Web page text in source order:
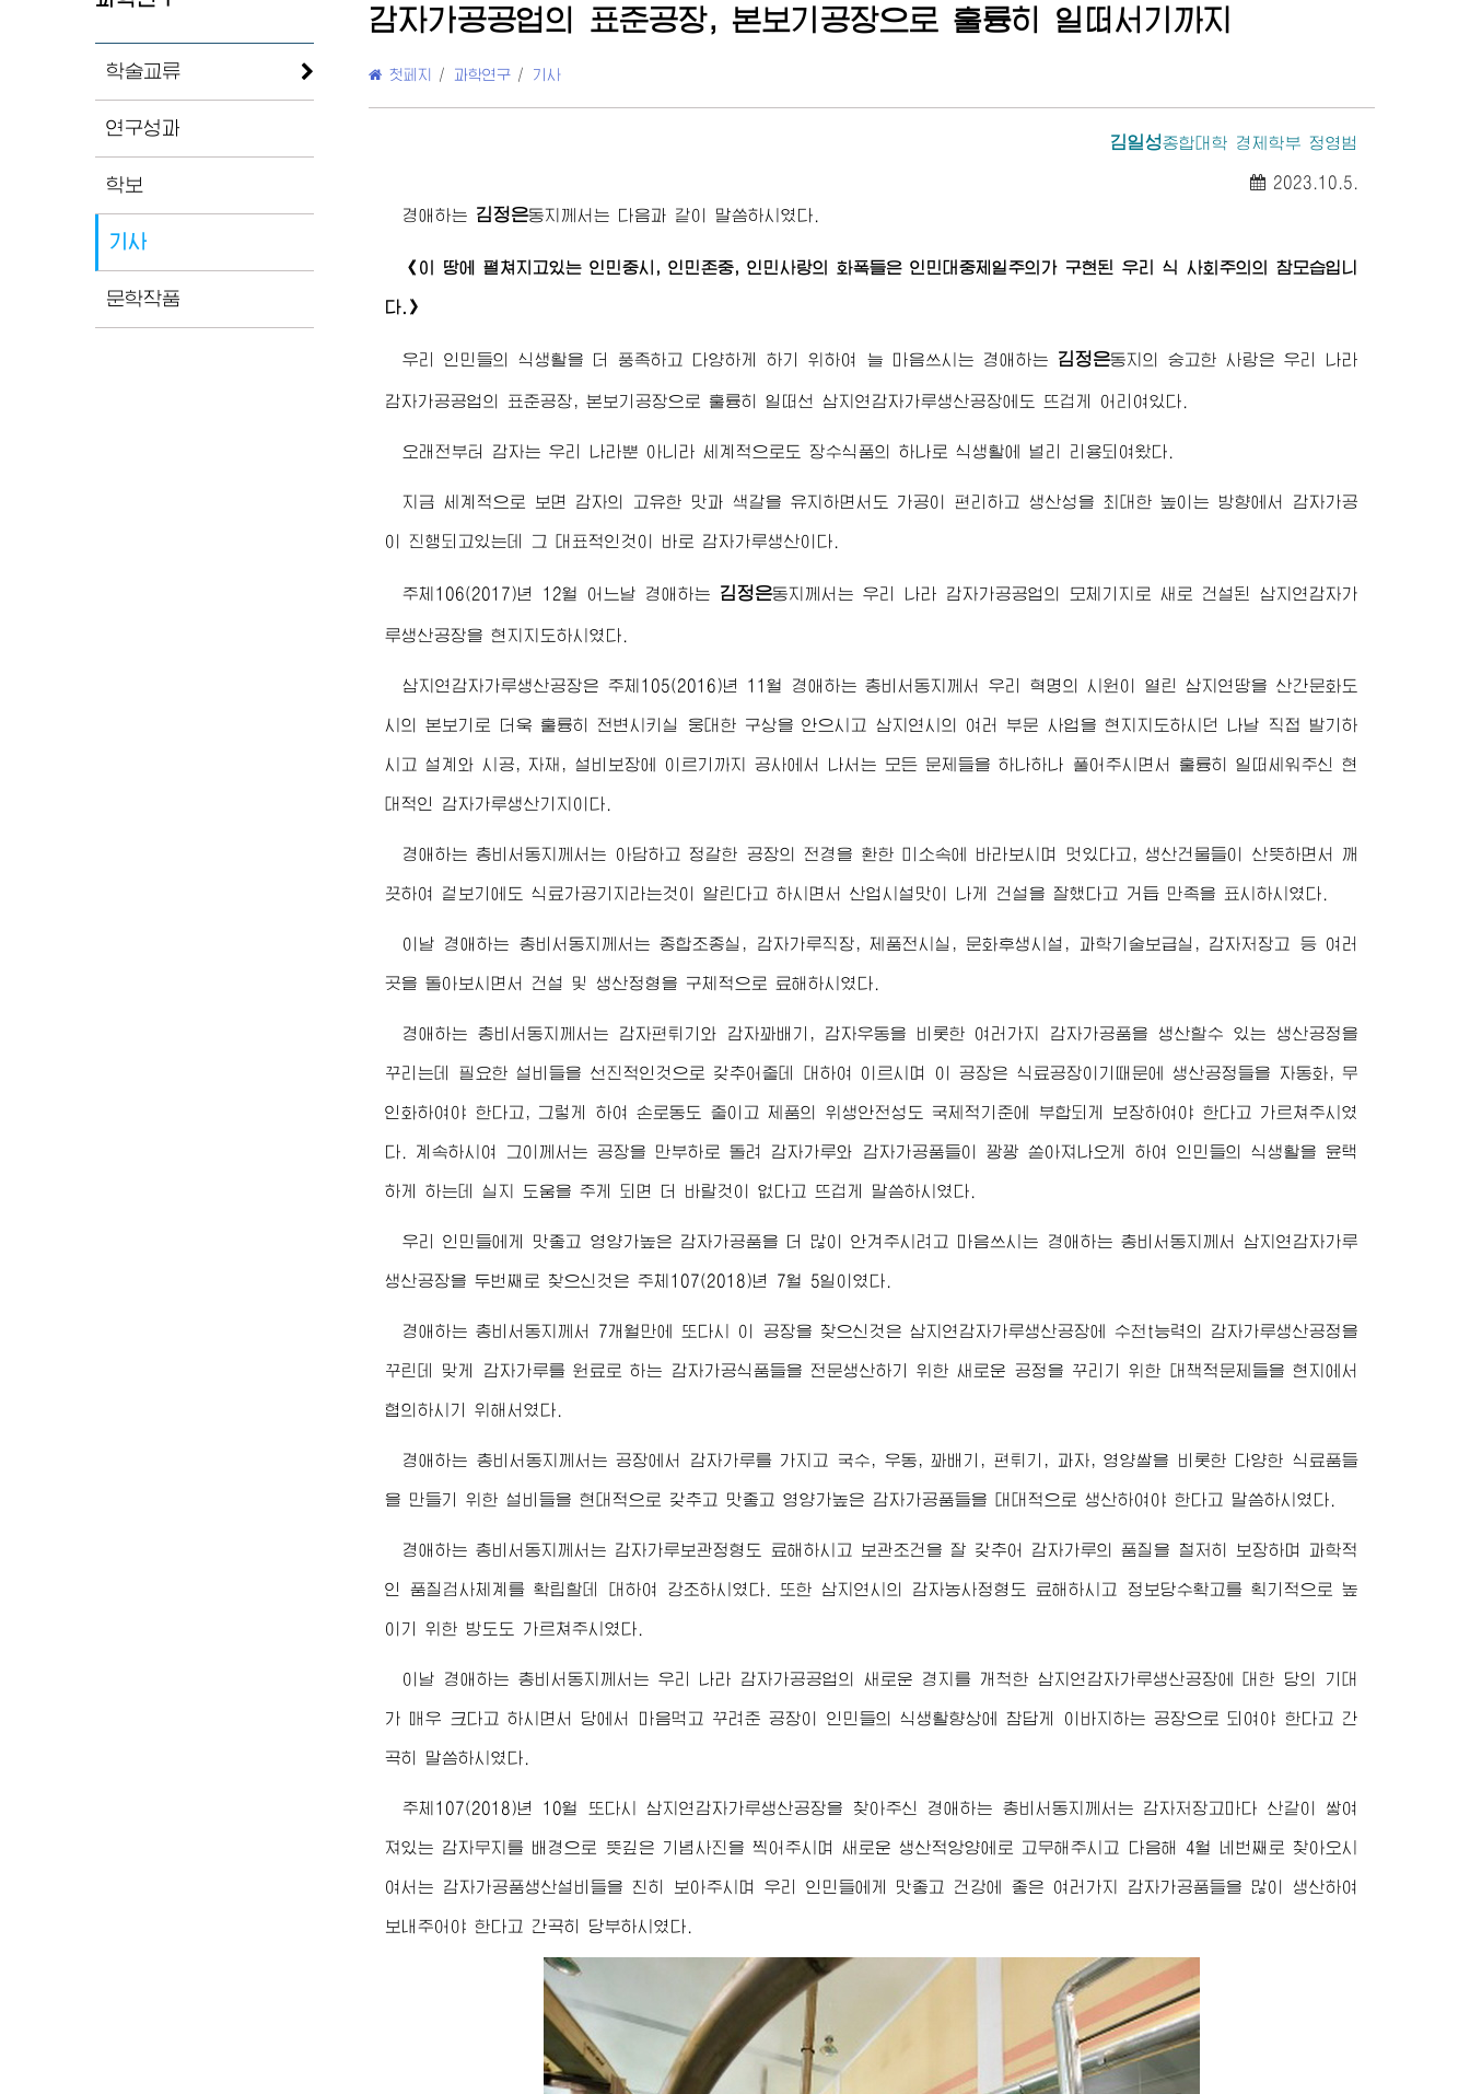
학술교류
연구성과
학보
기사
문학작품
감자가공공업의 표준공장, 본보기공장으로 훌륭히 일떠서기까지
첫페지 / 과학연구 / 기사
김일성종합대학 경제학부 정영범
2023.10.5.
경애하는 김정은동지께서 는 다음과 같이 말씀하시였다.
《이 땅에 펼쳐지고있는 인민중시, 인민존중, 인민사랑의 화폭들은 인민대중제일주의가 구현된 우리 식 사회주의의 참모습입니
다.》
우리 인민들의 식생활을 더 풍족하고 다양하게 하기 위하여 늘 마음쓰시는 경애하는 김정은동지 의 숭고한 사랑은 우리 나라
감자가공공업의 표준공장, 본보기공장으로 훌륭히 일떠선 삼지연감자가루생산공장에도 뜨겁게 어리여있다.
오래전부터 감자는 우리 나라뿐 아니라 세계적으로도 장수식품의 하나로 식생활에 널리 리용되여왔다.
지금 세계적으로 보면 감자의 고유한 맛과 색갈을 유지하면서도 가공이 편리하고 생산성을 최대한 높이는 방향에서 감자가공
이 진행되고있는데 그 대표적인것이 바로 감자가루생산이다.
주체106(2017)년 12월 어느날 경애하는 김정은동지께서 는 우리 나라 감자가공공업의 모체기지로 새로 건설된 삼지연감자가
루생산공장을 현지지도하시였다.
삼지연감자가루생산공장은 주체105(2016)년 11월 경애하는 총비서동지께서 우리 혁명의 시원이 열린 삼지연땅을 산간문화도
시의 본보기로 더욱 훌륭히 전변시키실 웅대한 구상을 안으시고 삼지연시의 여러 부문 사업을 현지지도하시던 나날 직접 발기하
시고 설계와 시공, 자재, 설비보장에 이르기까지 공사에서 나서는 모든 문제들을 하나하나 풀어주시면서 훌륭히 일떠세워주신 현
대적인 감자가루생산기지이다.
경애하는 총비서동지께서는 아담하고 정갈한 공장의 전경을 환한 미소속에 바라보시며 멋있다고, 생산건물들이 산뜻하면서 깨
끗하여 겉보기에도 식료가공기지라는것이 알린다고 하시면서 산업시설맛이 나게 건설을 잘했다고 거듭 만족을 표시하시였다.
이날 경애하는 총비서동지께서 는 종합조종실, 감자가루직장, 제품전시실, 문화후생시설, 과학기술보급실, 감자저장고 등 여러
곳을 돌아보시면서 건설 및 생산정형을 구체적으로 료해하시였다.
경애하는 총비서동지께서 는 감자편튀기와 감자꽈배기, 감자우동을 비롯한 여러가지 감자가공품을 생산할수 있는 생산공정을
꾸리는데 필요한 설비들을 선진적인것으로 갖추어줄데 대하여 이르시며 이 공장은 식료공장이기때문에 생산공정들을 자동화, 무
인화하여야 한다고, 그렇게 하여 손로동도 줄이고 제품의 위생안전성도 국제적기준에 부합되게 보장하여야 한다고 가르쳐주시였
다. 계속하시여 그이께서는 공장을 만부하로 돌려 감자가루와 감자가공품들이 꽝꽝 쏟아져나오게 하여 인민들의 식생활을 윤택
하게 하는데 실지 도움을 주게 되면 더 바랄것이 없다고 뜨겁게 말씀하시였다.
우리 인민들에게 맛좋고 영양가높은 감자가공품을 더 많이 안겨주시려고 마음쓰시는 경애하는 총비서동지께서 삼지연감자가루
생산공장을 두번째로 찾으신것은 주체107(2018)년 7월 5일이였다.
경애하는 총비서동지께서 7개월만에 또다시 이 공장을 찾으신것은 삼지연감자가루생산공장에 수천t능력의 감자가루생산공정을
꾸린데 맞게 감자가루를 원료로 하는 감자가공식품들을 전문생산하기 위한 새로운 공정을 꾸리기 위한 대책적문제들을 현지에서
협의하시기 위해서였다.
경애하는 총비서동지께서 는 공장에서 감자가루를 가지고 국수, 우동, 꽈배기, 편튀기, 과자, 영양쌀을 비롯한 다양한 식료품들
을 만들기 위한 설비들을 현대적으로 갖추고 맛좋고 영양가높은 감자가공품들을 대대적으로 생산하여야 한다고 말씀하시였다.
경애하는 총비서동지께서는 감자가루보관정형도 료해하시고 보관조건을 잘 갖추어 감자가루의 품질을 철저히 보장하며 과학적
인 품질검사체계를 확립할데 대하여 강조하시였다. 또한 삼지연시의 감자농사정형도 료해하시고 정보당수확고를 획기적으로 높
이기 위한 방도도 가르쳐주시였다.
이날 경애하는 총비서동지께서 는 우리 나라 감자가공공업의 새로운 경지를 개척한 삼지연감자가루생산공장에 대한 당의 기대
가 매우 크다고 하시면서 당에서 마음먹고 꾸려준 공장이 인민들의 식생활향상에 참답게 이바지하는 공장으로 되여야 한다고 간
곡히 말씀하시였다.
주체107(2018)년 10월 또다시 삼지연감자가루생산공장을 찾아주신 경애하는 총비서동지께서 는 감자저장고마다 산같이 쌓여
져있는 감자무지를 배경으로 뜻깊은 기념사진을 찍어주시며 새로운 생산적앙양에로 고무해주시고 다음해 4월 네번째로 찾아오시
여서는 감자가공품생산설비들을 친히 보아주시며 우리 인민들에게 맛좋고 건강에 좋은 여러가지 감자가공품들을 많이 생산하여
보내주어야 한다고 간곡히 당부하시였다.